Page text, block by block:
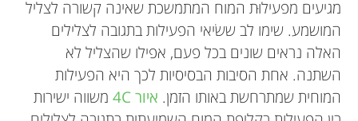
מגיעים מפעילוּת המוח המתמשכת שאינה קשורה לצליל
המושמע. שימו לב ששׂיאי הפעילות בתגובה לצלילים
האלה נראים שונים בכל פעם, אפילו שהצליל לא
השתנה. אחת הסיבות הבסיסיות לכך היא הפעילות
המוחית שמתרחשת באותו הזמן. איור 4C
משווה ישירות